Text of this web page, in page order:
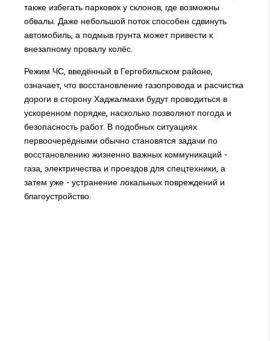
также избегать парковок у склонов, где возможны
обвалы. Даже небольшой поток способен сдвинуть
автомобиль, а подмыв грунта может привести к
внезапному провалу колёс.
Режим ЧС, введённый в Гергебильском районе,
означает, что восстановление газопровода и расчистка
дороги в сторону Хаджалмахи будут проводиться в
ускоренном порядке, насколько позволяют погода и
безопасность работ. В подобных ситуациях
первоочерёдными обычно становятся задачи по
восстановлению жизненно важных коммуникаций -
газа, электричества и проездов для спецтехники, а
затем уже - устранение локальных повреждений и
благоустройство.